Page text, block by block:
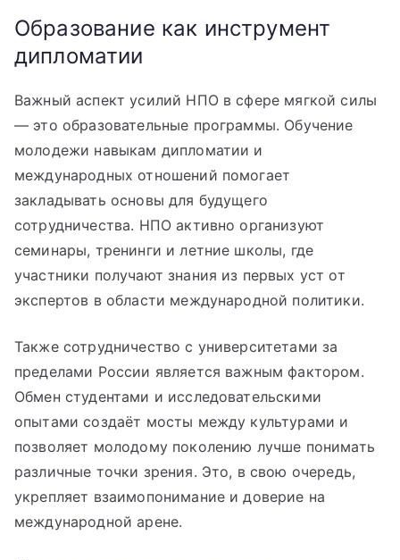
Образование как инструмент
дипломатии
Важный аспект усилий НПО в сфере мягкой силы
— это образовательные программы. Обучение
молодежи навыкам дипломатии и
международных отношений помогает
закладывать основы для будущего
сотрудничества. НПО активно организуют
семинары, тренинги и летние школы, где
участники получают знания из первых уст от
экспертов в области международной политики.
Также сотрудничество с университетами за
пределами России является важным фактором.
Обмен студентами и исследовательскими
опытами создаёт мосты между культурами и
позволяет молодому поколению лучше понимать
различные точки зрения. Это, в свою очередь,
укрепляет взаимопонимание и доверие на
международной арене.